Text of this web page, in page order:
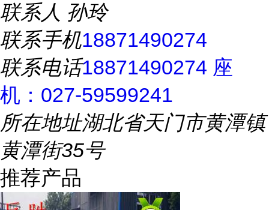
联系人 孙玲
联系手机18871490274
联系电话18871490274 座
机：027-59599241
所在地址湖北省天门市黄潭镇
黄潭街35号
推荐产品